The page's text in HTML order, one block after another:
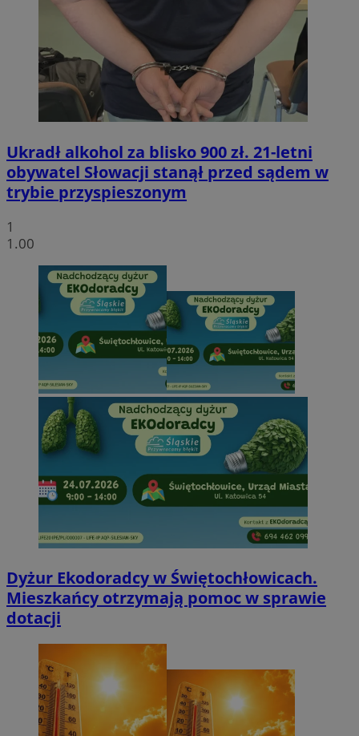
Ukradł alkohol za blisko 900 zł. 21-letni
obywatel Słowacji stanął przed sądem w
trybie przyspieszonym
1
1.00
Dyżur Ekodoradcy w Świętochłowicach.
Mieszkańcy otrzymają pomoc w sprawie
dotacji